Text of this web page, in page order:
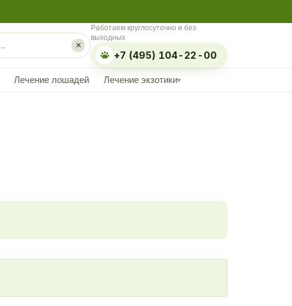
×
Работаем круглосуточно и без
выходных
+7 (495) 104-22-00
Лечение лошадей Лечение экзотики▾